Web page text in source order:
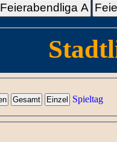
Feierabendliga A
Spieltag